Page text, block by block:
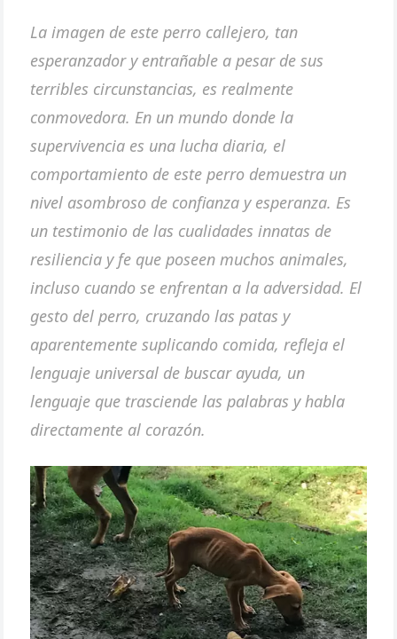
La imagen de este perro callejero, tan
esperanzador y entrañable a pesar de sus
terribles circunstancias, es realmente
conmovedora. En un mundo donde la
supervivencia es una lucha diaria, el
comportamiento de este perro demuestra un
nivel asombroso de confianza y esperanza. Es
un testimonio de las cualidades innatas de
resiliencia y fe que poseen muchos animales,
incluso cuando se enfrentan a la adversidad. El
gesto del perro, cruzando las patas y
aparentemente suplicando comida, refleja el
lenguaje universal de buscar ayuda, un
lenguaje que trasciende las palabras y habla
directamente al corazón.